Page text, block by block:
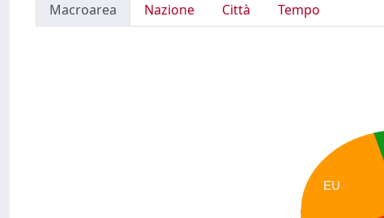
Macroarea Nazione Città
Tempo
EU